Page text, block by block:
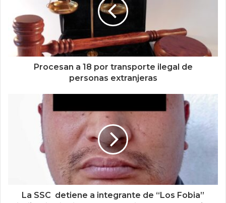
Procesan a 18 por transporte ilegal de
personas extranjeras
La SSC detiene a integrante de “Los Fobia”